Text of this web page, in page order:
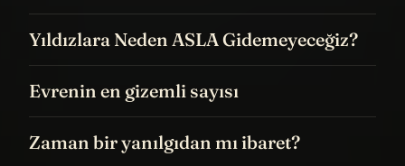
Yıldızlara Neden ASLA Gidemeyeceğiz?
Evrenin en gizemli sayısı
Zaman bir yanılgıdan mı ibaret?